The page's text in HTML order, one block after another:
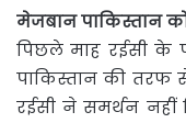
मेजबान पाकिस्तान
पिछले माह रईसी के
पाकिस्तान की तरफ
रईसी ने समर्थन नहीं